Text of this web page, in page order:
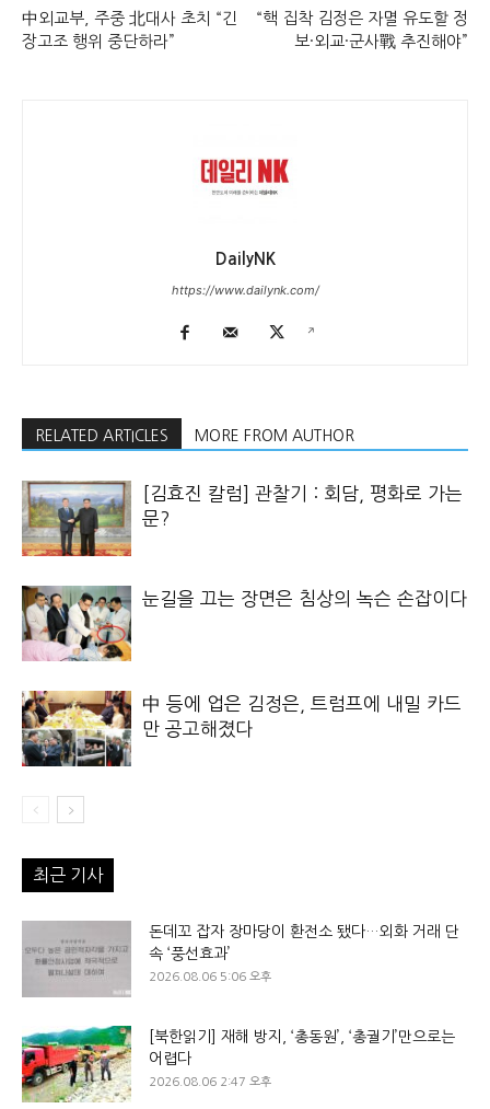
中외교부, 주중 北대사 초치 “긴
장고조 행위 중단하라”
“핵 집착 김정은 자멸 유도할 정
보·외교·군사戰 추진해야”
DailyNK
https://www.dailynk.com/
RELATED ARTICLES MORE FROM AUTHOR
[김효진 칼럼] 관찰기 : 회담, 평화로 가는
문?
눈길을 끄는 장면은 침상의 녹슨 손잡이다
中 등에 업은 김정은, 트럼프에 내밀 카드
만 공고해졌다
최근 기사
돈데꼬 잡자 장마당이 환전소 됐다…외화 거래 단
속 ‘풍선효과’
2026.08.06 5:06 오후
[북한읽기] 재해 방지, ‘총동원’, ‘총궐기’만으로는
어렵다
2026.08.06 2:47 오후